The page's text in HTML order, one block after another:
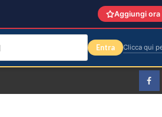
Aggiungi ora
Entra Clicca qui